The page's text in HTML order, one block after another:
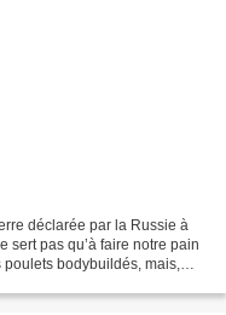
déclarée par la Russie à
sert pas qu’à faire notre pain
bodybuildés, mais,